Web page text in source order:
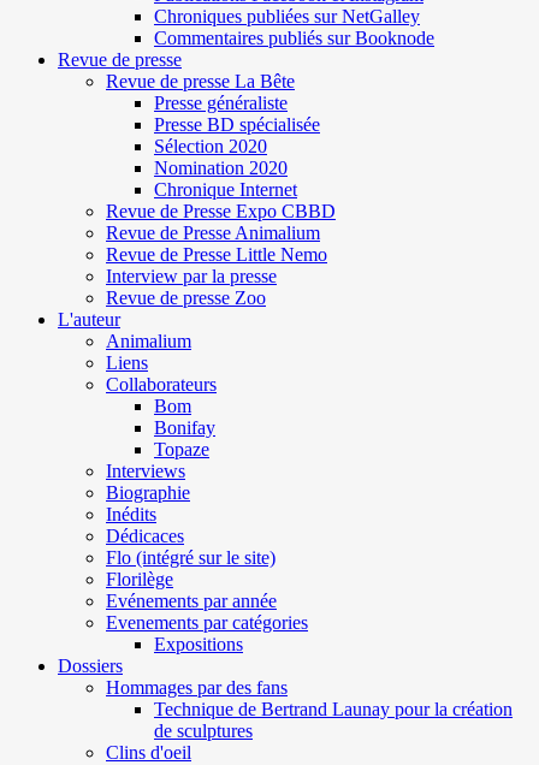
Chroniques publiées sur NetGalley
Commentaires publiés sur Booknode
Revue de presse
Revue de presse La Bête
Presse généraliste
Presse BD spécialisée
Sélection 2020
Nomination 2020
Chronique Internet
Revue de Presse Expo CBBD
Revue de Presse Animalium
Revue de Presse Little Nemo
Interview par la presse
Revue de presse Zoo
L'auteur
Animalium
Liens
Collaborateurs
Bom
Bonifay
Topaze
Interviews
Biographie
Inédits
Dédicaces
Flo (intégré sur le site)
Florilège
Evénements par année
Evenements par catégories
Expositions
Dossiers
Hommages par des fans
Technique de Bertrand Launay pour la création
de sculptures
Clins d'oeil